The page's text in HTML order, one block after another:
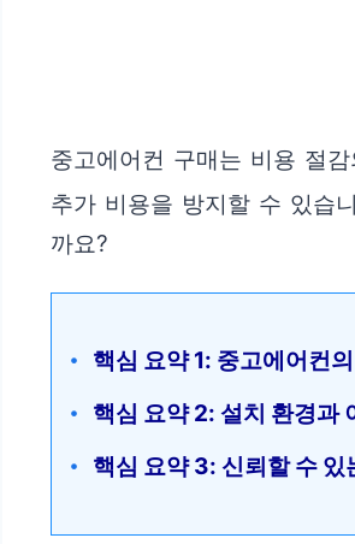
중고에어컨 구매는 비용 절
추가 비용을 방지할 수 있습
까요?
핵심 요약 1: 중고에어컨
핵심 요약 2: 설치 환경과
핵심 요약 3: 신뢰할 수